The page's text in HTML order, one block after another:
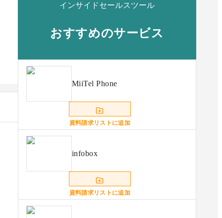
請求リストに追加
0 件の口コミ
資料請求リストに追加
インサイドセールスツール
おすすめのサービス
MiiTel Phone
資料請求リストに追加
infobox
資料請求リストに追加